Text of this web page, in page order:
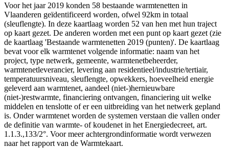
Voor het jaar 2019 konden 58 bestaande warmtenetten in
Vlaanderen geïdentificeerd worden, ofwel 92km in totaal
(sleuflengte). In deze kaartlaag worden 52 van hen met hun traject
op kaart gezet. De anderen worden met een punt op kaart gezet (zie
de kaartlaag 'Bestaande warmtenetten 2019 (punten)'. De kaartlaag
bevat voor elk warmtenet volgende informatie: naam van het
project, type netwerk, gemeente, warmtenetbeheerder,
warmtenetleverancier, levering aan residentieel/industrie/tertiair,
temperatuursniveau, sleuflengte, opwekkers, hoeveelheid energie
geleverd aan warmtenet, aandeel (niet-)hernieuwbare
(niet-)restwarmte, financiering ontvangen, financiering uit welke
middelen en tenslotte of er een uitbreiding van het netwerk gepland
is. Onder warmtenet worden de systemen verstaan die vallen onder
de definitie van warmte- of koudenet in het Energiedecreet, art.
1.1.3.,133/2°. Voor meer achtergrondinformatie wordt verwezen
naar het rapport van de Warmtekaart.